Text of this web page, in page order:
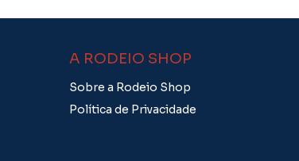
A RODEIO SHOP
Sobre a Rodeio Shop
Política de Privacidade